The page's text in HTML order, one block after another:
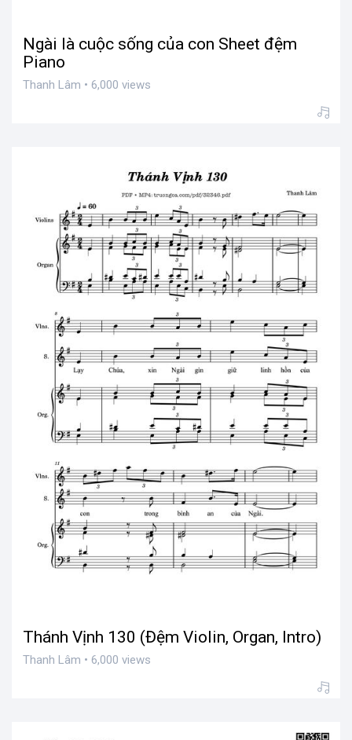
Ngài là cuộc sống của con Sheet đệm
Piano
Thanh Lâm • 6,000 views
Thánh Vịnh 130 (Đệm Violin, Organ, Intro)
Thanh Lâm • 6,000 views